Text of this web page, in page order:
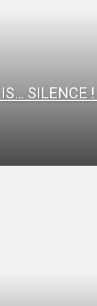
SILENCE !